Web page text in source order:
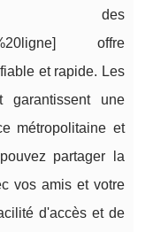
des
offre
et rapide. Les
garantissent une
métropolitaine et
partager la
vos amis et votre
d'accès et de